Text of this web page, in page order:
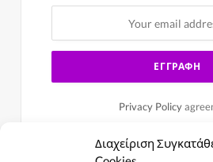
Διαχείριση
Privacy Policy